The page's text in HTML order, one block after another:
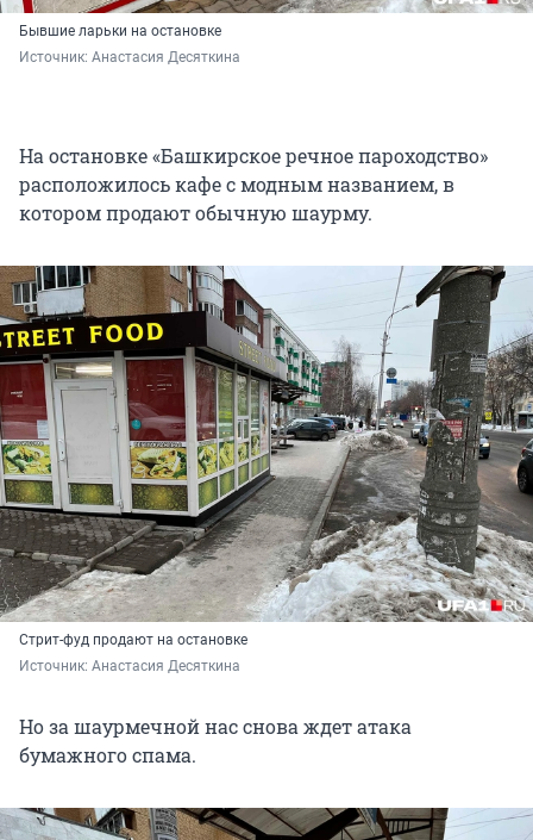
Бывшие ларьки на остановке
Источник: Анастасия Десяткина
На остановке «Башкирское речное пароходство»
расположилось кафе с модным названием, в
котором продают обычную шаурму.
Стрит-фуд продают на остановке
Источник: Анастасия Десяткина
Но за шаурмечной нас снова ждет атака
бумажного спама.